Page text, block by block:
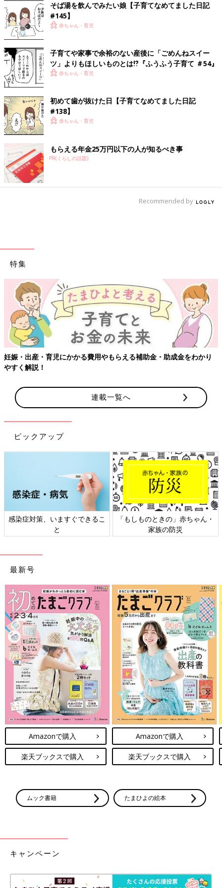
た。しかし産後も様々な痛みに悩まされること
前の話
そば湯を飲んでみた
い娘【子育てなめて
ました日記#145】
一覧
次の話
メリークリスマス【子
育てなめてました日記
そば湯を飲んでみたい娘【子育てなめてました日記
#145】
赤ちゃん・育児
子育てや家事で余裕のない産後に「ごめんねスイー
ツ」よりもほしいものとは⁉︎『ふうふう子育て ＃54』
赤ちゃん・育児
初めて歯が抜けた日【子育てなめてました日記
#138】
赤ちゃん・育児
もらえる年金25万円以下の人が知るべき事
PR(くらしの話題)
Recommended by
特集
妊娠・出産・育児にかかる費用やもらえる補助金・助成金をわかり
やすく解説！
連載一覧へ
ピックアップ
感染症対策、いますぐできるこ
と
「もしものときの」赤ちゃん・
家族の防災
最新号
Amazonで購入
楽天ブックスで購入
Amazonで購入
楽天ブックスで購入
ムック書籍 たまひよの絵本
キャンペーン